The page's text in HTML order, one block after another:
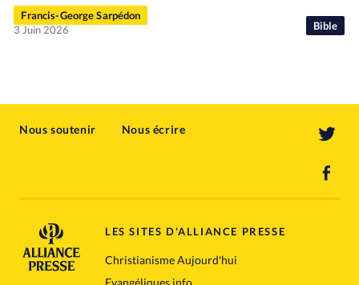
Bible
Francis-George Sarpédon
3 Juin 2026
Nous soutenir Nous écrire
LES SITES D'ALLIANCE PRESSE
Christianisme Aujourd'hui
Evangéliques.info